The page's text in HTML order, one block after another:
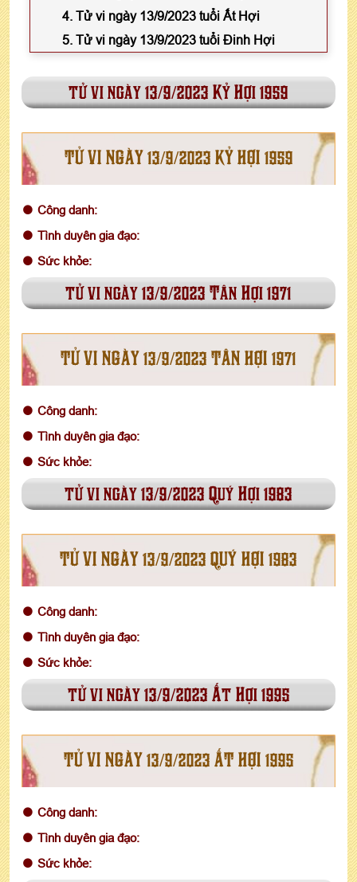
4. Tử vi ngày 13/9/2023 tuổi Ất Hợi
5. Tử vi ngày 13/9/2023 tuổi Đinh Hợi
tử vi ngày 13/9/2023 Kỷ Hợi 1959
TỬ VI NGÀY 13/9/2023 KỶ HỢI 1959
Công danh:
Tình duyên gia đạo:
Sức khỏe:
tử vi ngày 13/9/2023 Tân Hợi 1971
TỬ VI NGÀY 13/9/2023 TÂN HỢI 1971
Công danh:
Tình duyên gia đạo:
Sức khỏe:
tử vi ngày 13/9/2023 Quý Hợi 1983
TỬ VI NGÀY 13/9/2023 QUÝ HỢI 1983
Công danh:
Tình duyên gia đạo:
Sức khỏe:
tử vi ngày 13/9/2023 Ất Hợi 1995
TỬ VI NGÀY 13/9/2023 ẤT HỢI 1995
Công danh:
Tình duyên gia đạo:
Sức khỏe: